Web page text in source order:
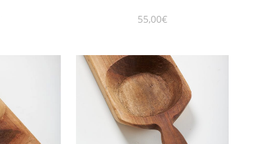
55,00€